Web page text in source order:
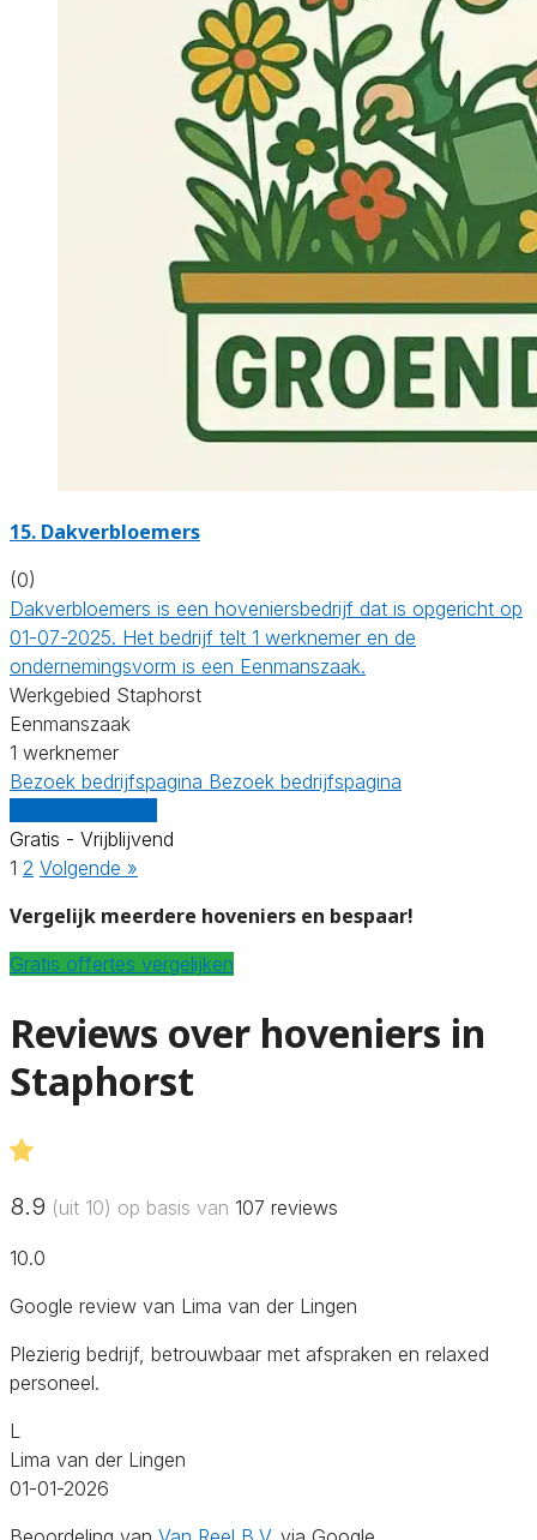
15. Dakverbloemers
(0)
Dakverbloemers is een hoveniersbedrijf dat is opgericht op
01-07-2025. Het bedrijf telt 1 werknemer en de
ondernemingsvorm is een Eenmanszaak.
Werkgebied Staphorst
Eenmanszaak
1 werknemer
Bezoek bedrijfspagina Bezoek bedrijfspagina
Gratis - Vrijblijvend
1 2 Volgende »
Vergelijk meerdere hoveniers en bespaar!
Gratis offertes vergelijken
Reviews over hoveniers in
Staphorst
8.9 (uit 10) op basis van 107 reviews
10.0
Google review van Lima van der Lingen
Plezierig bedrijf, betrouwbaar met afspraken en relaxed
personeel.
L
Lima van der Lingen
01-01-2026